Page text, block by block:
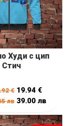
Худи с цип
Стич
€ 19.94 €
лв 39.00 лв